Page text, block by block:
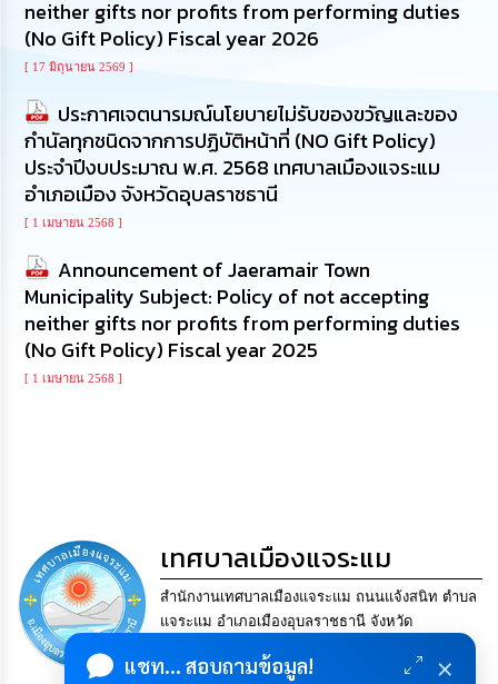
จัด
จ้าง
เงิน
การ
คลัง
นโยบาย
No
Gift
Policy
การ
ดำเนิน
การ
เพื่อ
เสริม
คุณธรรม
และ
ความ
โปร่งใส
neither gifts nor profits from performing duties
(No Gift Policy) Fiscal year 2026
[ 17 มิถุนายน 2569 ]
ประกาศเจตนารมณ์นโยบายไม่รับของขวัญและของ
กำนัลทุกชนิดจากการปฏิบัติหน้าที่ (NO Gift Policy)
ประจำปีงบประมาณ พ.ศ. 2568 เทศบาลเมืองแจระแม
อำเภอเมือง จังหวัดอุบลราชธานี
[ 1 เมษายน 2568 ]
Announcement of Jaeramair Town
Municipality Subject: Policy of not accepting
neither gifts nor profits from performing duties
(No Gift Policy) Fiscal year 2025
[ 1 เมษายน 2568 ]
แชท... สอบถามข้อมูล! ×
เทศบาลเมืองแจระแม
สำนักงานเทศบาลเมืองแจระแม ถนนแจ้งสนิท ตำบล
แจระแม อำเภอเมืองอุบลราชธานี จังหวัด
841624 Emailsaraban@jaeramair.go.th